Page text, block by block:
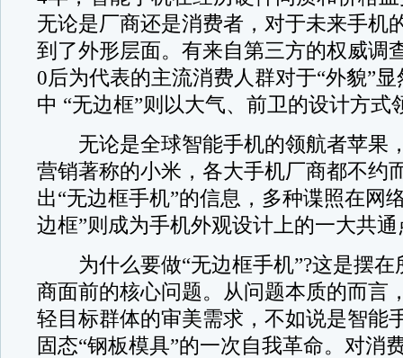
无论是厂商还是消费者，对于未来手机
到了外形层面。有来自第三方的权威调
0后为代表的主流消费人群对于“外貌”
中 “无边框”则以大气、前卫的设计方式
无论是全球智能手机的领航者苹果
营销著称的小米，各大手机厂商都不约
出“无边框手机”的信息，多种谍照在网
边框”则成为手机外观设计上的一大共通
为什么要做“无边框手机”?这是摆在
商面前的核心问题。从问题本质的而言
轻目标群体的审美需求，不如说是智能
固态“钢板模具”的一次自我革命。对消